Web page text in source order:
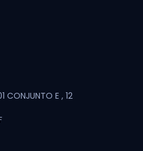
CONJUNTO E , 12